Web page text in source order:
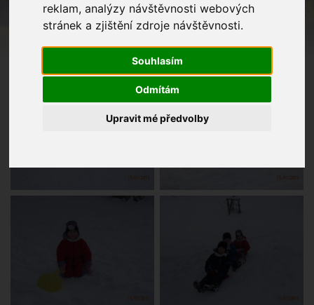
reklam, analýzy návštěvnosti webových
stránek a zjištění zdroje návštěvnosti.
Souhlasím
Odmítám
Upravit mé předvolby